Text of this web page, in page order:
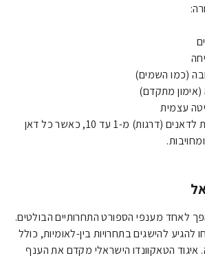
(כמו השמים)
(אימון מתקדם)
עצמית
חגורה שחורה מתחלקת לדאנים (דרגות) מ-1 עד 10, כאשר כל דאן
לאחד מענפי הספורט התחרותיים הבולטים.
להגיע להישגים בתחרויות בין-לאומיות, כולל
איגוד הטאקוונדו הישראלי מקדם את הענף